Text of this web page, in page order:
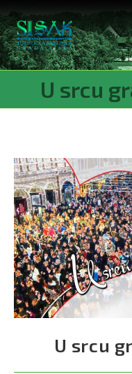
sadržaj
U srcu
U srcu